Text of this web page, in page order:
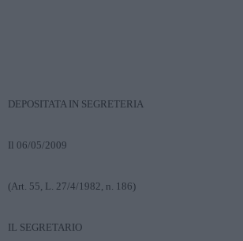
DEPOSITATA IN SEGRETERIA
Il 06/05/2009
(Art. 55, L. 27/4/1982, n. 186)
IL SEGRETARIO